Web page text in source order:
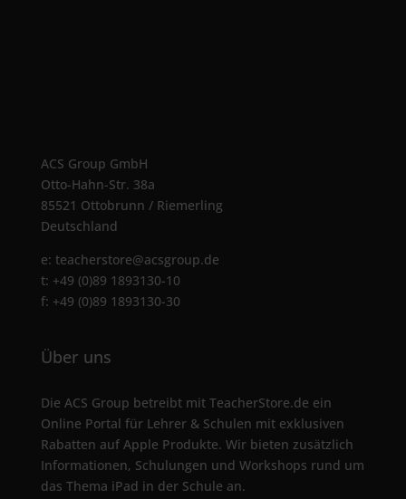
ACS Group GmbH
Otto-Hahn-Str. 38a
85521 Ottobrunn / Riemerling
Deutschland
e: teacherstore@acsgroup.de
t: +49 (0)89 1893130-10
f: +49 (0)89 1893130-30
Über uns
Die ACS Group betreibt mit TeacherStore.de ein
Online Portal für Lehrer & Schulen mit exklusiven
Rabatten auf Apple Produkte. Wir bieten zusätzlich
Informationen, Schulungen und Workshops rund um
das Thema iPad in der Schule an.